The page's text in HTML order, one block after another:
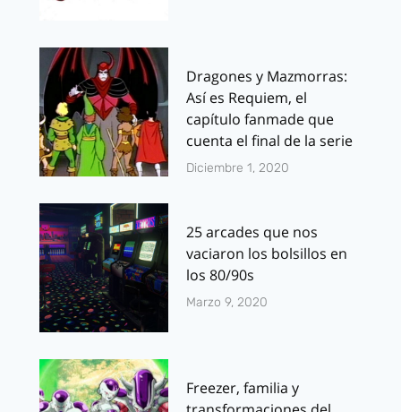
Dragones y Mazmorras:
Así es Requiem, el
capítulo fanmade que
cuenta el final de la serie
Diciembre 1, 2020
25 arcades que nos
vaciaron los bolsillos en
los 80/90s
Marzo 9, 2020
Freezer, familia y